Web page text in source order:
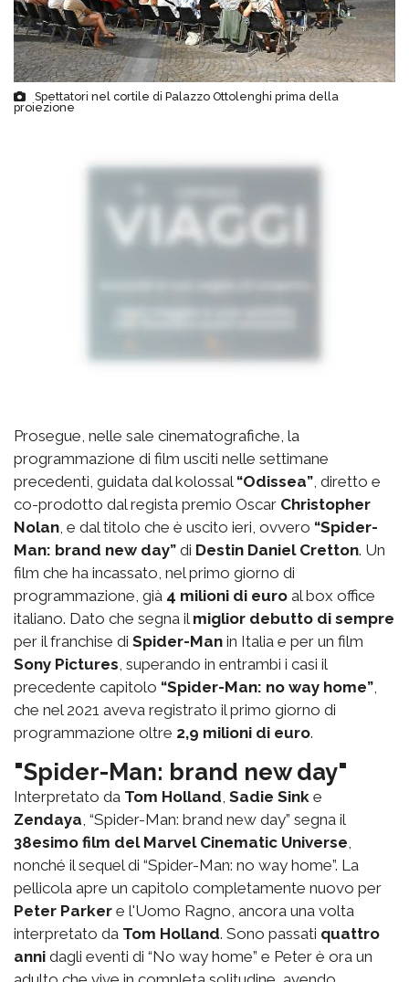
Spettatori nel cortile di Palazzo Ottolenghi prima della
proiezione
Prosegue, nelle sale cinematografiche, la
programmazione di film usciti nelle settimane
precedenti, guidata dal kolossal “Odissea”, diretto e
co-prodotto dal regista premio Oscar Christopher
Nolan, e dal titolo che è uscito ieri, ovvero “Spider-
Man: brand new day” di Destin Daniel Cretton. Un
film che ha incassato, nel primo giorno di
programmazione, già 4 milioni di euro al box office
italiano. Dato che segna il miglior debutto di sempre
per il franchise di Spider-Man in Italia e per un film
Sony Pictures, superando in entrambi i casi il
precedente capitolo “Spider-Man: no way home”,
che nel 2021 aveva registrato il primo giorno di
programmazione oltre 2,9 milioni di euro.
"Spider-Man: brand new day"
Interpretato da Tom Holland, Sadie Sink e
Zendaya, “Spider-Man: brand new day” segna il
38esimo film del Marvel Cinematic Universe,
nonché il sequel di “Spider-Man: no way home”. La
pellicola apre un capitolo completamente nuovo per
Peter Parker e l'Uomo Ragno, ancora una volta
interpretato da Tom Holland. Sono passati quattro
anni dagli eventi di “No way home” e Peter è ora un